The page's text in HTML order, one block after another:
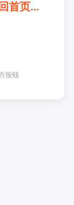
首页...
按钮